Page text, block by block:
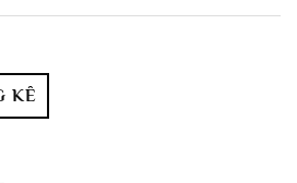
KÊ